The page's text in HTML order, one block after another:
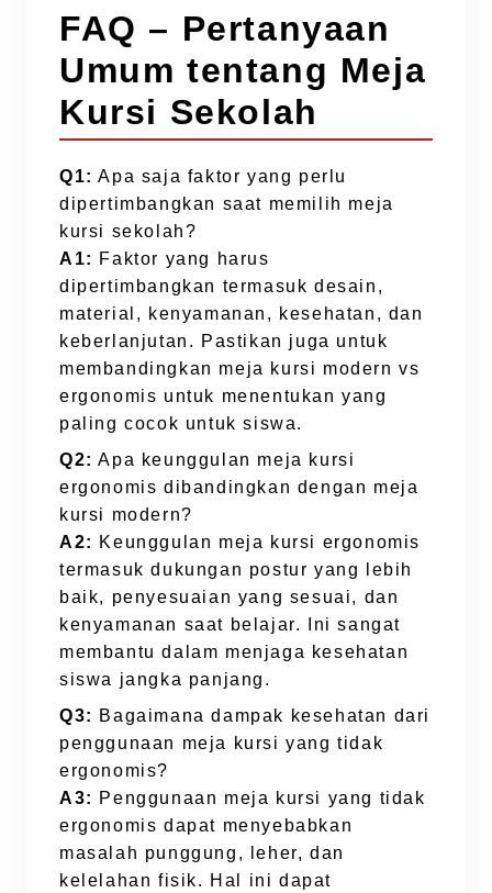
FAQ – Pertanyaan
Umum tentang Meja
Kursi Sekolah
Q1: Apa saja faktor yang perlu
dipertimbangkan saat memilih meja
kursi sekolah?
A1: Faktor yang harus
dipertimbangkan termasuk desain,
material, kenyamanan, kesehatan, dan
keberlanjutan. Pastikan juga untuk
membandingkan meja kursi modern vs
ergonomis untuk menentukan yang
paling cocok untuk siswa.
Q2: Apa keunggulan meja kursi
ergonomis dibandingkan dengan meja
kursi modern?
A2: Keunggulan meja kursi ergonomis
termasuk dukungan postur yang lebih
baik, penyesuaian yang sesuai, dan
kenyamanan saat belajar. Ini sangat
membantu dalam menjaga kesehatan
siswa jangka panjang.
Q3: Bagaimana dampak kesehatan dari
penggunaan meja kursi yang tidak
ergonomis?
A3: Penggunaan meja kursi yang tidak
ergonomis dapat menyebabkan
masalah punggung, leher, dan
kelelahan fisik. Hal ini dapat